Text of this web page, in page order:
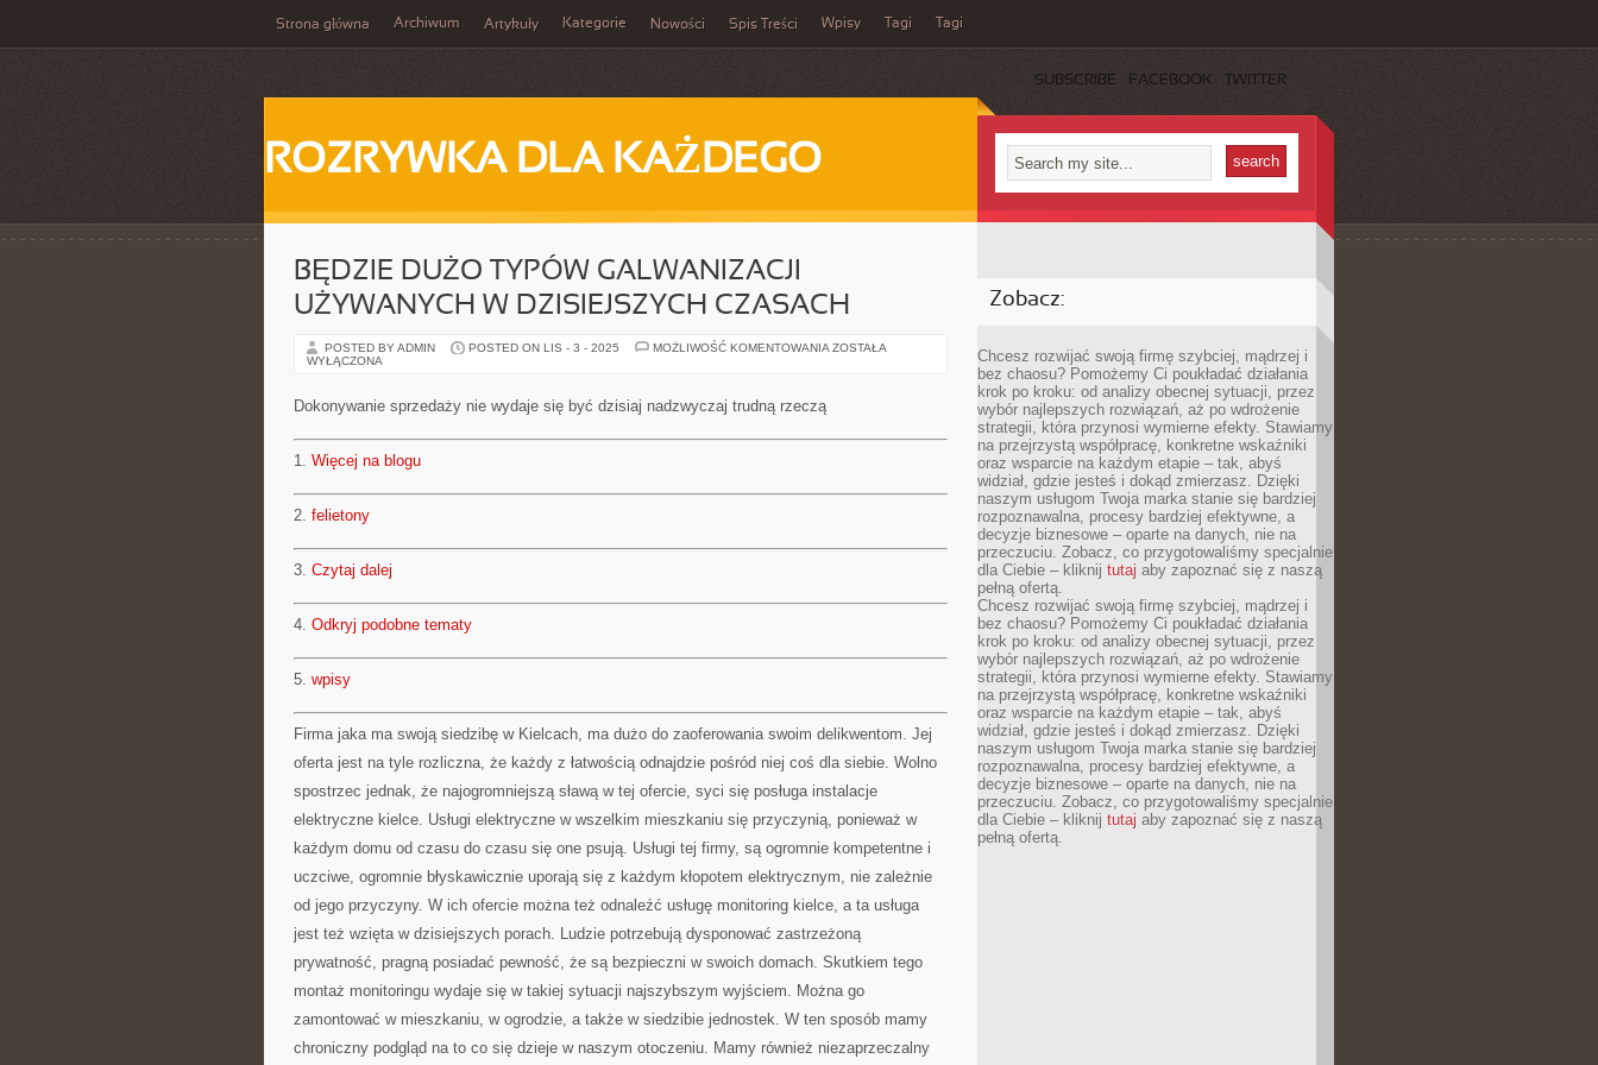
Strona główna Archiwum Artykuły Kategorie Nowości Spis Treści Wpisy Tagi Tagi
SUBSCRIBE FACEBOOK TWITTER
ROZRYWKA DLA KAŻDEGO
BĘDZIE DUŻO TYPÓW GALWANIZACJI
UŻYWANYCH W DZISIEJSZYCH CZASACH
POSTED BY ADMIN POSTED ON LIS - 3 - 2025 MOŻLIWOŚĆ KOMENTOWANIA BĘDZIE
CZASACH
ZOSTAŁA
WYŁĄCZONA
Dokonywanie sprzedaży nie wydaje się być dzisiaj nadzwyczaj trudną rzeczą
1. Więcej na blogu
2. felietony
3. Czytaj dalej
4. Odkryj podobne tematy
5. wpisy
Firma jaka ma swoją siedzibę w Kielcach, ma dużo do zaoferowania swoim delikwentom. Jej
oferta jest na tyle rozliczna, że każdy z łatwością odnajdzie pośród niej coś dla siebie. Wolno
spostrzec jednak, że najogromniejszą sławą w tej ofercie, syci się posługa instalacje
elektryczne kielce. Usługi elektryczne w wszelkim mieszkaniu się przyczynią, ponieważ w
każdym domu od czasu do czasu się one psują. Usługi tej firmy, są ogromnie kompetentne i
uczciwe, ogromnie błyskawicznie uporają się z każdym kłopotem elektrycznym, nie zależnie
od jego przyczyny. W ich ofercie można też odnaleźć usługę monitoring kielce, a ta usługa
jest też wzięta w dzisiejszych porach. Ludzie potrzebują dysponować zastrzeżoną
prywatność, pragną posiadać pewność, że są bezpieczni w swoich domach. Skutkiem tego
montaż monitoringu wydaje się w takiej sytuacji najszybszym wyjściem. Można go
zamontować w mieszkaniu, w ogrodzie, a także w siedzibie jednostek. W ten sposób mamy
chroniczny podgląd na to co się dzieje w naszym otoczeniu. Mamy również niezaprzeczalny
Zobacz:
Chcesz rozwijać swoją firmę szybciej, mądrzej i
bez chaosu? Pomożemy Ci poukładać działania
krok po kroku: od analizy obecnej sytuacji, przez
wybór najlepszych rozwiązań, aż po wdrożenie
strategii, która przynosi wymierne efekty. Stawiamy
na przejrzystą współpracę, konkretne wskaźniki
oraz wsparcie na każdym etapie – tak, abyś
widział, gdzie jesteś i dokąd zmierzasz. Dzięki
naszym usługom Twoja marka stanie się bardziej
rozpoznawalna, procesy bardziej efektywne, a
decyzje biznesowe – oparte na danych, nie na
przeczuciu. Zobacz, co przygotowaliśmy specjalnie
dla Ciebie – kliknij tutaj aby zapoznać się z naszą
pełną ofertą.
Chcesz rozwijać swoją firmę szybciej, mądrzej i
bez chaosu? Pomożemy Ci poukładać działania
krok po kroku: od analizy obecnej sytuacji, przez
wybór najlepszych rozwiązań, aż po wdrożenie
strategii, która przynosi wymierne efekty. Stawiamy
na przejrzystą współpracę, konkretne wskaźniki
oraz wsparcie na każdym etapie – tak, abyś
widział, gdzie jesteś i dokąd zmierzasz. Dzięki
naszym usługom Twoja marka stanie się bardziej
rozpoznawalna, procesy bardziej efektywne, a
decyzje biznesowe – oparte na danych, nie na
przeczuciu. Zobacz, co przygotowaliśmy specjalnie
dla Ciebie – kliknij tutaj aby zapoznać się z naszą
pełną ofertą.